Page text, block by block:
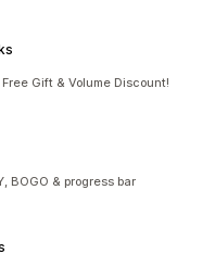
Gift & Volume Discount!
BOGO & progress bar